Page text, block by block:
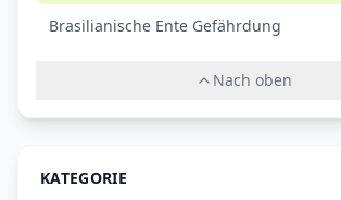
Brasilianische Ente Gefährdung
Nach oben
KATEGORIE